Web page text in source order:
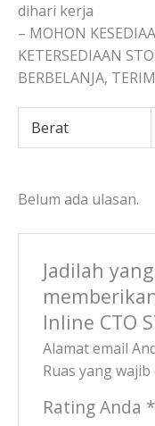
dihari kerja
– MOHON
KETERSEDIAAN
BERBELANJA,
Berat
Belum ada ulasan.
Jadilah
Inline CTO
Alamat email
Ruas yang
Rating Anda *